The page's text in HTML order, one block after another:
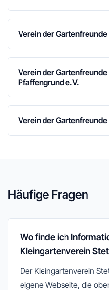
Verein der
Verein der
Pfaffengrund e.V.
Verein der
Häufige Fragen
Wo finde ich
Kleingartenverein
Der Kleingartenverein
eigene Webseite, die